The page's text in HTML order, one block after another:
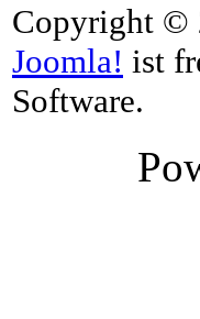
Copyright ©
Joomla! ist
Software.